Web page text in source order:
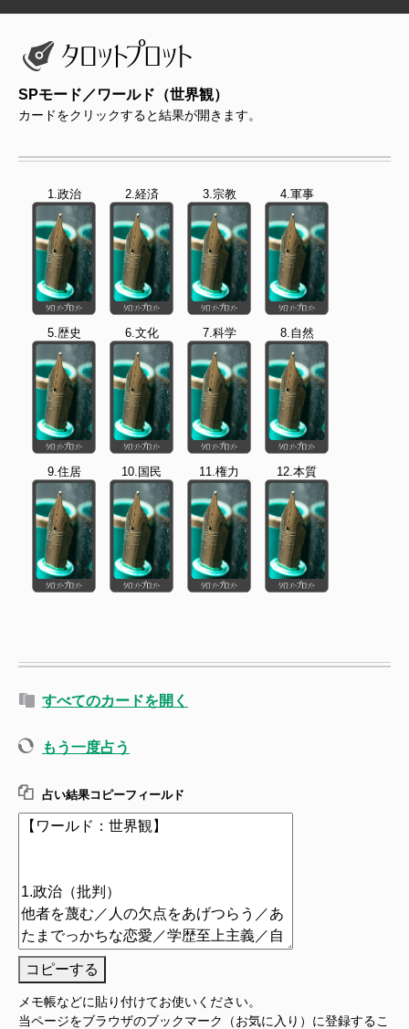
SPモード／ワールド（世界観）
カードをクリックすると結果が開きます。
1.政治 2.経済 3.宗教 4.軍事
5.歴史 6.文化 7.科学 8.自然
9.住居 10.国民 11.権力 12.本質
すべてのカードを開く
もう一度占う
占い結果コピーフィールド
コピーする
メモ帳などに貼り付けてお使いください。
当ページをブラウザのブックマーク（お気に入り）に登録するこ